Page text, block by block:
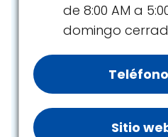
de 8:00 AM a
domingo
Sitio